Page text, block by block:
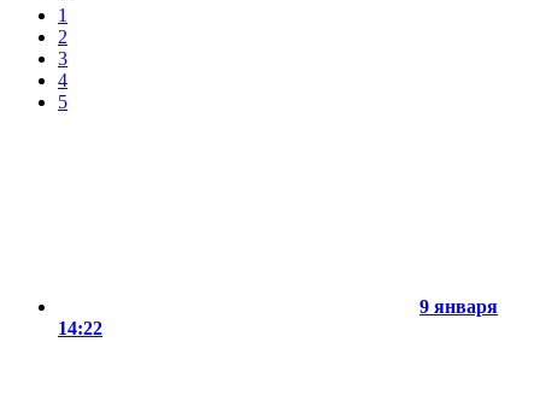
1
2
3
4
5
9 января
14:22